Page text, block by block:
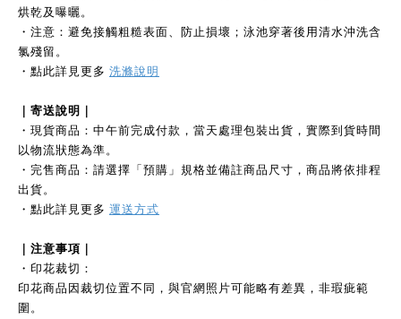
烘乾及曝曬。
・注意：避免接觸粗糙表面、防止損壞；泳池穿著後用清水沖洗含
氯殘留。
・點此詳見更多 洗滌說明
｜寄送說明｜
・現貨商品：中午前完成付款，當天處理包裝出貨，實際到貨時間
以物流狀態為準。
・完售商品：請選擇「預購」規格並備註商品尺寸，商品將依排程
出貨。
・點此詳見更多 運送方式
｜注意事項｜
・印花裁切：
印花商品因裁切位置不同，與官網照片可能略有差異，非瑕疵範
圍。